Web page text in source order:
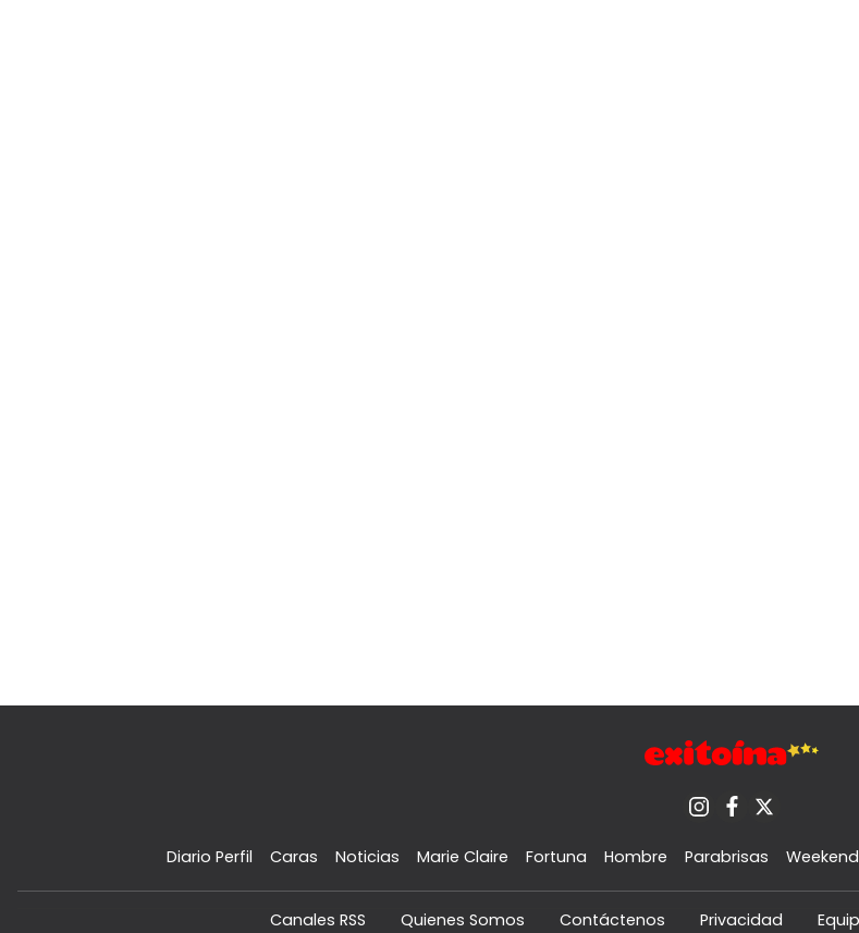
Diario Perfil Caras Noticias Marie Claire Fortuna Hombre Parabrisas Weekend
Canales RSS Quienes Somos Contáctenos Privacidad